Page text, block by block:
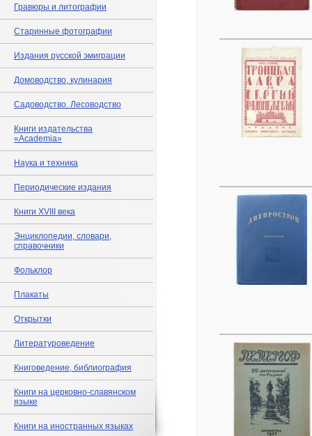
Гравюры и литографии
Старинные фотографии
Издания русской эмиграции
Домоводство, кулинария
Садоводство. Лесоводство
Книги издательства
«Academia»
Наука и техника
Периодические издания
Книги XVIII века
Энциклопедии, словари,
справочники
Фольклор
Плакаты
Открытки
Литературоведение
Книговедение, библиография
Книги на церковно-славянском
языке
Книги на иностранных языках